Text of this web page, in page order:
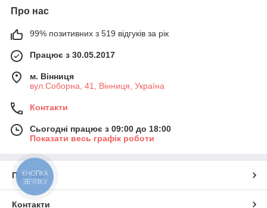
Про нас
99% позитивних з 519 відгуків за рік
Працює з 30.05.2017
м. Вінниця
вул.Соборна, 41, Вінниця, Україна
Контакти
Сьогодні працює з 09:00 до 18:00
Показати весь графік роботи
Про нас
Контакти
КНОПКА
ЗВ'ЯЗКУ